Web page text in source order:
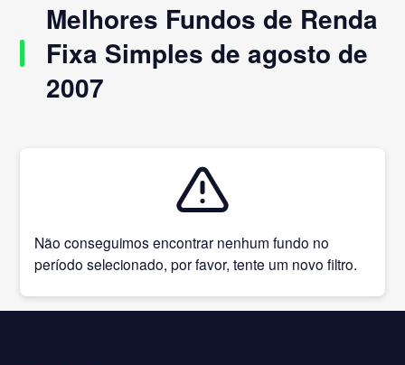
Melhores Fundos de Renda
Fixa Simples de agosto de
2007
Não conseguimos encontrar nenhum fundo no
período selecionado, por favor, tente um novo filtro.